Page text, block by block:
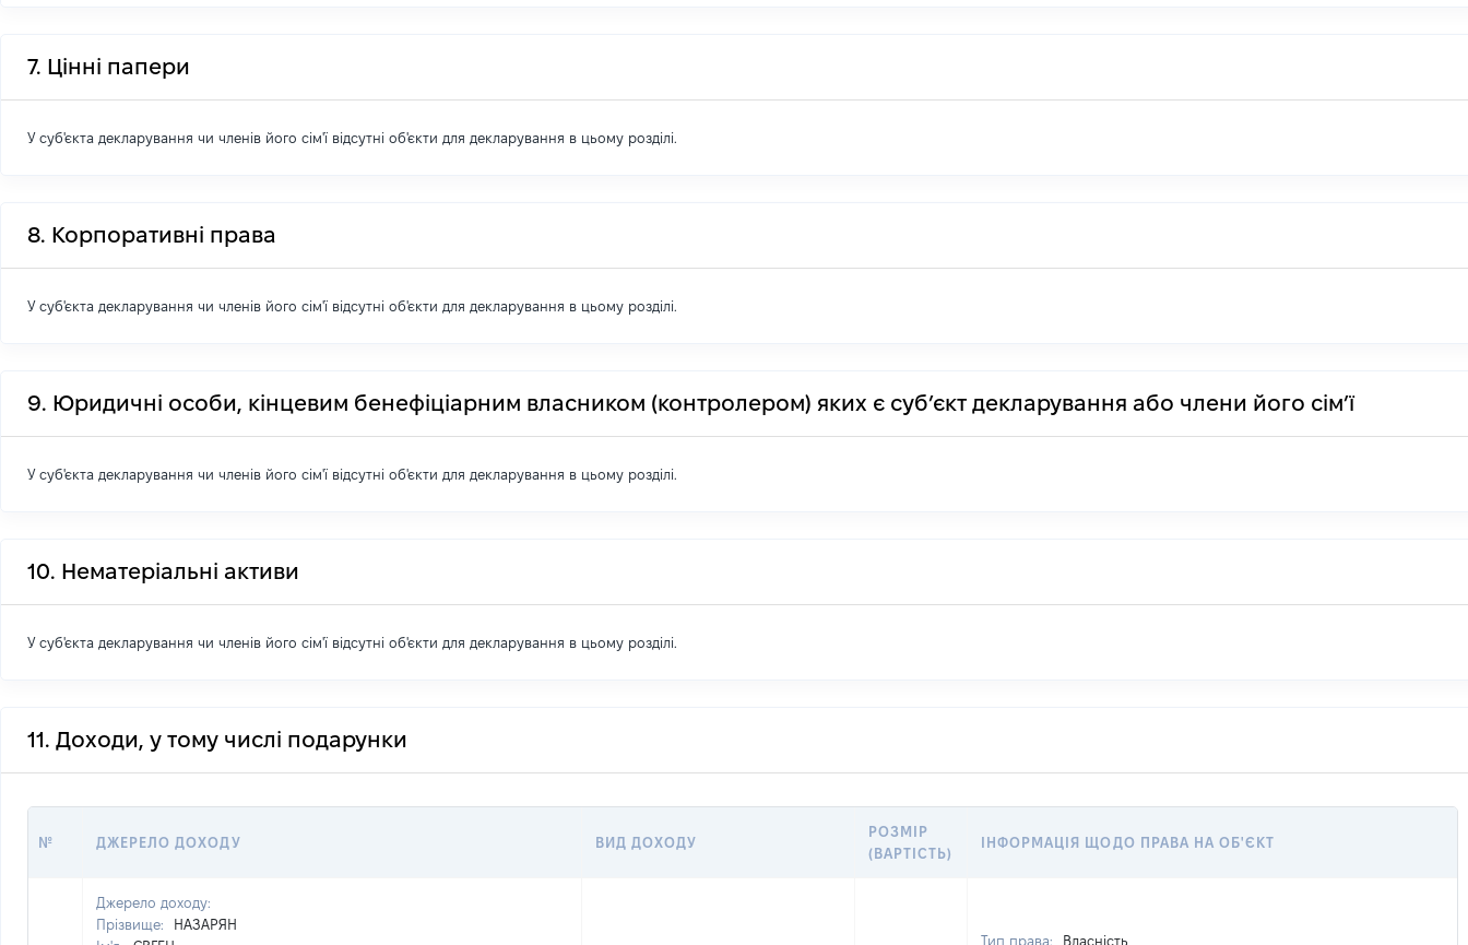
7. Цінні папери
У суб'єкта декларування чи членів його сім'ї відсутні об'єкти для декларування в цьому розділі.
8. Корпоративні права
У суб'єкта декларування чи членів його сім'ї відсутні об'єкти для декларування в цьому розділі.
9. Юридичні особи, кінцевим бенефіціарним власником (контролером) яких є суб’єкт декларування або члени його сім’ї
У суб'єкта декларування чи членів його сім'ї відсутні об'єкти для декларування в цьому розділі.
10. Нематеріальні активи
У суб'єкта декларування чи членів його сім'ї відсутні об'єкти для декларування в цьому розділі.
11. Доходи, у тому числі подарунки
№ ДЖЕРЕЛО ДОХОДУ ВИД ДОХОДУ
РОЗМІР
(ВАРТІСТЬ)
ІНФОРМАЦІЯ ЩОДО ПРАВА НА ОБ'ЄКТ
Джерело доходу:
Прізвище:
НАЗАРЯН
Тип права: Власність